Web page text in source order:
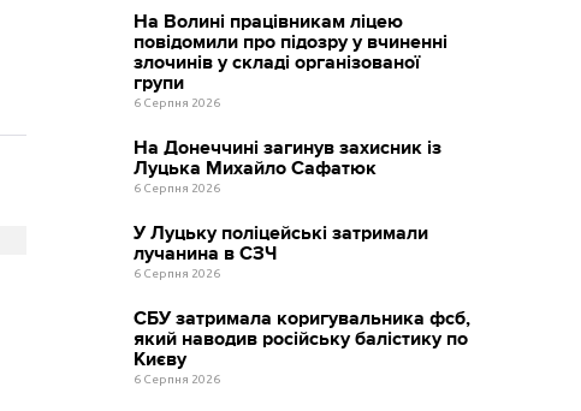
На Волині працівникам ліцею
повідомили про підозру у вчиненні
злочинів у складі організованої
групи
6 Серпня 2026
На Донеччині загинув захисник із
Луцька Михайло Сафатюк
6 Серпня 2026
У Луцьку поліцейські затримали
лучанина в СЗЧ
6 Серпня 2026
СБУ затримала коригувальника фсб,
який наводив російську балістику по
Києву
6 Серпня 2026